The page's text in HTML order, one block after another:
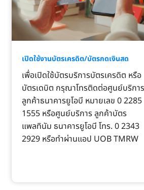
เปิดใช้งานบัตรเครดิต/บัตรกดเงินสด
เพื่อเปิดใช้บัตรบริการบัตรเครดิต หรือ
บัตรเดบิต กรุณาโทรติดต่อศูนย์บริการ
ลูกค้าธนาคารยูโอบี หมายเลข 0 2285
1555 หรือศูนย์บริการ ลูกค้าบัตร
แพลทินัม ธนาคารยูโอบี โทร. 0 2343
2929 หรือทำผ่านแอป UOB TMRW